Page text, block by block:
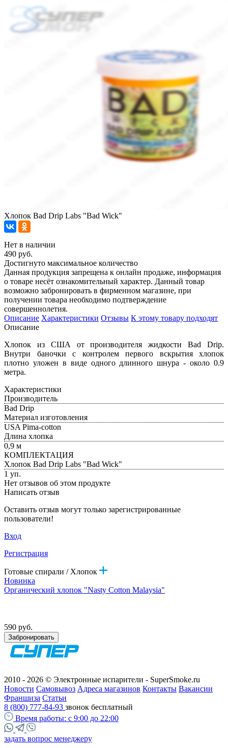
Хлопок Bad Drip Labs "Bad Wick"
Нет в наличии
490 руб.
Достигнуто максимальное количество
Данная продукция запрещена к онлайн продаже, информация
о товаре несёт ознакомительный характер. Данный товар
возможно забронировать в фирменном магазине, при
получении товара необходимо подтверждение
совершеннолетия.
Описание Характеристики Отзывы К этому товару подходят
Описание
Хлопок из США от производителя жидкости Bad Drip.
Внутри баночки с контролем первого вскрытия хлопок
плотно уложен в виде одного длинного шнура - около 0.9
метра.
Характеристики
Производитель
Bad Drip
Материал изготовления
USA Pima-cotton
Длина хлопка
0,9 м
КОМПЛЕКТАЦИЯ
Хлопок Bad Drip Labs "Bad Wick"
1 уп.
Нет отзывов об этом продукте
Написать отзыв
Оставить отзыв могут только зарегистрированные
пользователи!
Вход
Регистрация
Готовые спирали / Хлопок
Новинка
Органический хлопок "Nasty Cotton Malaysia"
590 руб.
Забронировать
2010 - 2026 © Электронные испарители - SuperSmoke.ru
Новости Самовывоз Адреса магазинов Контакты Вакансии
Франшиза Статьи
8 (800) 777-84-93 звонок бесплатный
Время работы: с 9:00 до 22:00
задать вопрос менеджеру